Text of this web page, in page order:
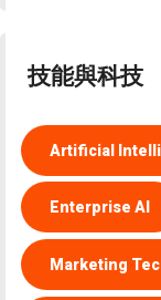
技能與科技
Artificial
Enterprise AI
Marketing